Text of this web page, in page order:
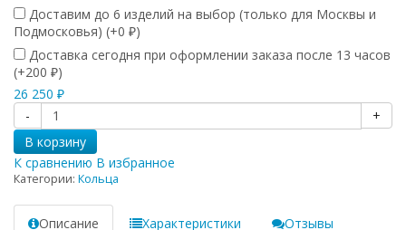
Доставим до 6 изделий на выбор (только для Москвы и
Подмосковья) (+0 ₽)
Доставка сегодня при оформлении заказа после 13 часов
(+200 ₽)
26 250 ₽
-
+
В корзину
К сравнению В избранное
Категории: Кольца
Описание Характеристики Отзывы